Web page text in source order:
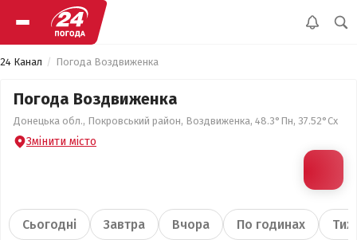
24 Канал Погода Воздвиженка
Погода Воздвиженка
Донецька обл., Покровський район, Воздвиженка, 48.3°Пн, 37.52°Сх
Змінити місто
Сьогодні Завтра Вчора По годинах